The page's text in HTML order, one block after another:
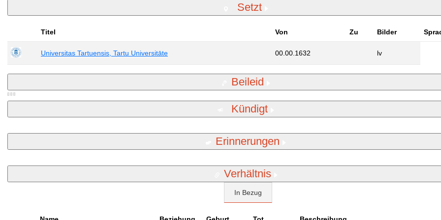
Setzt
Titel Von Zu Bilder
Universitas Tartuensis, Tartu Universitāte 00.00.1632 lv
Beileid
Kündigt
Erinnerungen
Verhältnis
In Bezug